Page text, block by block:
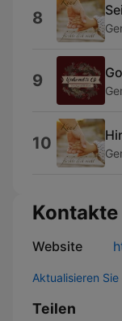
8
9
10
Kontakte
Website
Aktualisieren
Teilen